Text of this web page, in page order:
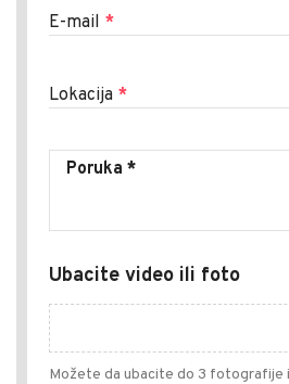
E-mail *
Lokacija *
Ubacite video ili foto
Možete da ubacite do 3 fotografije